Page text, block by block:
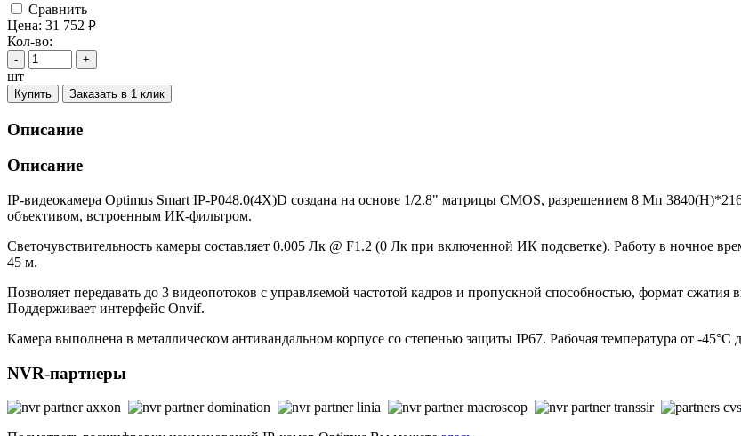
Cравнить
Цена: 31 752 руб.
Кол-во:
- +
шт
Купить Заказать в 1 клик
Описание
Описание
IP-видеокамера Optimus Smart IP-P048.0(4X)D создана на основе 1/2.8" матрицы CMOS, разрешением 8 Мп
объективом, встроенным ИК-фильтром.
Светочувствительность камеры составляет 0.005 Лк @ F1.2 (0 Лк при включенной ИК подсветке). Работу в ночное
45 м.
Позволяет передавать до 3 видеопотоков с управляемой частотой кадров и пропускной способностью, формат
Поддерживает интерфейс Onvif.
Камера выполнена в металлическом антивандальном корпусе со степенью защиты IP67. Рабочая температура от -45°С
NVR-партнеры